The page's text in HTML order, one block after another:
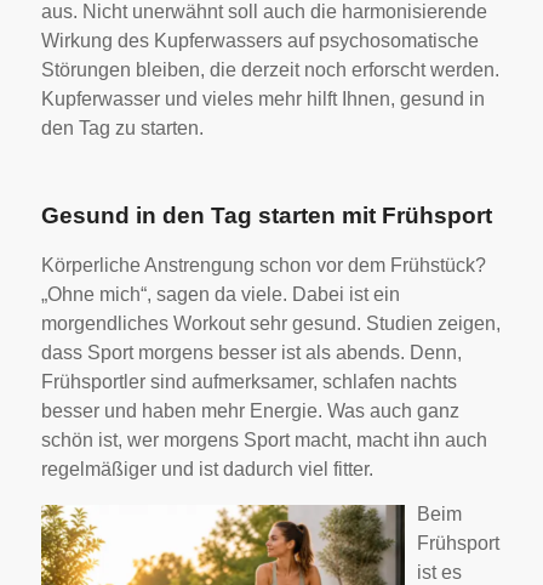
aus. Nicht unerwähnt soll auch die harmonisierende
Wirkung des Kupferwassers auf psychosomatische
Störungen bleiben, die derzeit noch erforscht werden.
Kupferwasser und vieles mehr hilft Ihnen, gesund in
den Tag zu starten.
Gesund in den Tag starten mit Frühsport
Körperliche Anstrengung schon vor dem Frühstück?
„Ohne mich“, sagen da viele. Dabei ist ein
morgendliches Workout sehr gesund. Studien zeigen,
dass Sport morgens besser ist als abends. Denn,
Frühsportler sind aufmerksamer, schlafen nachts
besser und haben mehr Energie. Was auch ganz
schön ist, wer morgens Sport macht, macht ihn auch
regelmäßiger und ist dadurch viel fitter.
Beim
Frühsport
ist es